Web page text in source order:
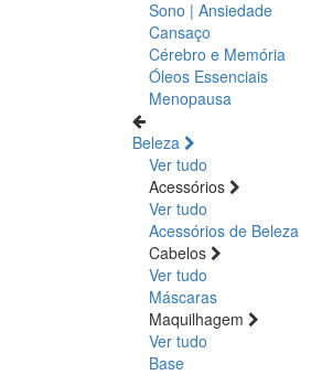
Sono | Ansiedade
Cansaço
Cérebro e Memória
Óleos Essenciais
Menopausa
Beleza
Ver tudo
Acessórios
Ver tudo
Acessórios de Beleza
Cabelos
Ver tudo
Máscaras
Maquilhagem
Ver tudo
Base